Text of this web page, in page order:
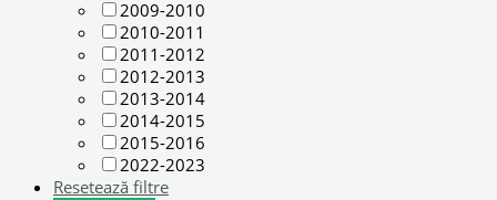
2009-2010
2010-2011
2011-2012
2012-2013
2013-2014
2014-2015
2015-2016
2022-2023
Resetează filtre